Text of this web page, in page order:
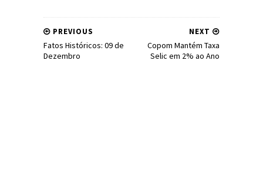
NEXT
Copom Mantém Taxa
Selic em 2% ao Ano
PREVIOUS
Fatos Históricos: 09 de
Dezembro